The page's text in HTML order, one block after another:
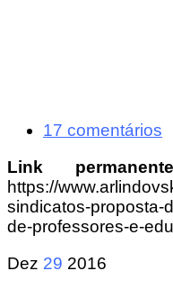
17 comentários
Link
https://
sindicatos-proposta-
de-professores-e-
Dez 29 2016